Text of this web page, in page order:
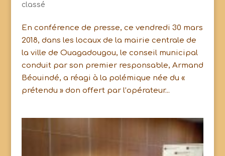
classé
En conférence de presse, ce vendredi 30 mars
2018, dans les locaux de la mairie centrale de
la ville de Ouagadougou, le conseil municipal
conduit par son premier responsable, Armand
Béouindé, a réagi à la polémique née du «
prétendu » don offert par l’opérateur...